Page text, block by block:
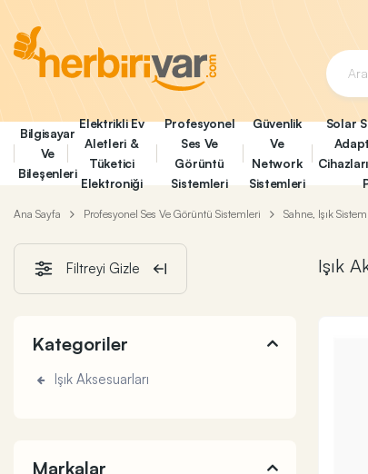
Bilgisayar
Ve
Bileşenleri
Elektrikli Ev
Aletleri &
Tüketici
Elektroniği
Profesyonel
Ses Ve
Görüntü
Sistemleri
Güvenlik
Ve
Network
Sistemleri
Solar
Ana Sayfa Profesyonel Ses Ve Görüntü Sistemleri Sahne, Işık
Kategoriler
Işık Aksesuarları
Markalar
Filtreyi Gizle Işık